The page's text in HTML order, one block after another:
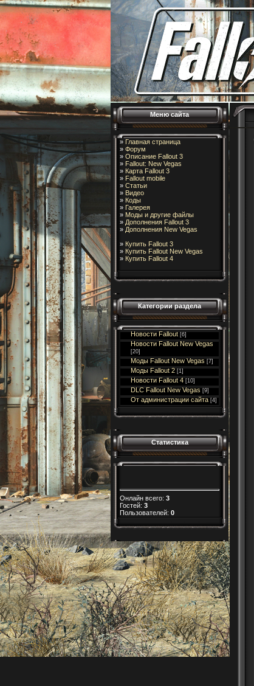
Меню сайта
» Главная страница
» Форум
» Описание Fallout 3
» Fallout: New Vegas
» Карта Fallout 3
» Fallout mobile
» Статьи
» Видео
» Коды
» Галерея
» Моды и другие файлы
» Дополнения Fallout 3
» Дополнения New Vegas
» Купить Fallout 3
» Купить Fallout New Vegas
» Купить Fallout 4
Категории раздела
Новости Fallout [6]
Новости Fallout New Vegas
[20]
Моды Fallout New Vegas [7]
Моды Fallout 2 [1]
Новости Fallout 4 [10]
DLC Fallout New Vegas [9]
От администрации сайта [4]
Статистика
Онлайн всего: 3
Гостей: 3
Пользователей: 0